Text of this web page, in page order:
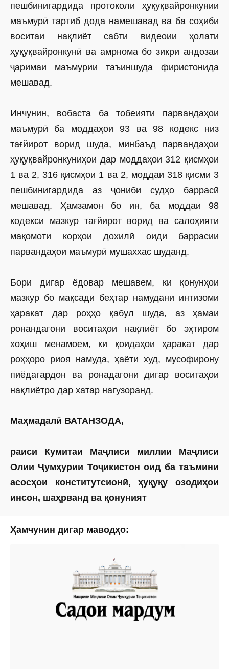
пешбинигардида протоколи ҳуқуқвайронкунии
маъмурӣ тартиб дода намешавад ва ба соҳиби
воситаи нақлиёт сабти видеоии ҳолати
ҳуқуқвайронкунӣ ва амрнома бо зикри андозаи
ҷаримаи маъмурии таъиншуда фиристонида
мешавад.
Инчунин, вобаста ба тобеияти парвандаҳои
маъмурӣ ба моддаҳои 93 ва 98 кодекс низ
тағйирот ворид шуда, минбаъд парвандаҳои
ҳуқуқвайронкуниҳои дар моддаҳои 312 қисмҳои
1 ва 2, 316 қисмҳои 1 ва 2, моддаи 318 қисми 3
пешбинигардида аз ҷониби судҳо баррасӣ
мешавад. Ҳамзамон бо ин, ба моддаи 98
кодекси мазкур тағйирот ворид ва салоҳияти
мақомоти корҳои дохилӣ оиди баррасии
парвандаҳои маъмурӣ мушаххас шуданд.
Бори дигар ёдовар мешавем, ки қонунҳои
мазкур бо мақсади беҳтар намудани интизоми
ҳаракат дар роҳҳо қабул шуда, аз ҳамаи
ронандагони воситаҳои нақлиёт бо эҳтиром
хоҳиш менамоем, ки қоидаҳои ҳаракат дар
роҳҳоро риоя намуда, ҳаёти худ, мусофирону
пиёдагардон ва ронадагони дигар воситаҳои
нақлиётро дар хатар нагузоранд.
Маҳмадалӣ ВАТАНЗОДА,
раиси Кумитаи Маҷлиси миллии Маҷлиси
Олии Ҷумҳурии Тоҷикистон оид ба таъмини
асосҳои конститутсионӣ,ҳуқуқу озодиҳои
инсон, шаҳрванд ва қонуният
Ҳамчунин дигар маводҳо: